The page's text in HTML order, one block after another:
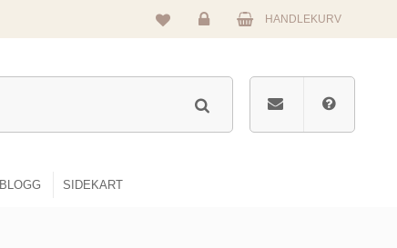
Logg
HANDLEKURV
BLOGG SIDEKART